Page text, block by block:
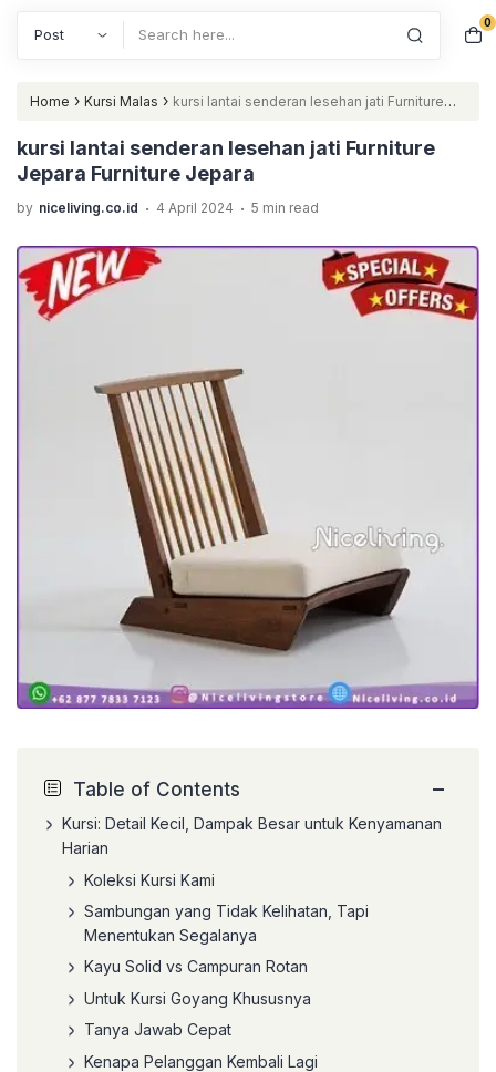
0
Home › Kursi Malas › kursi lantai senderan lesehan jati Furniture
Jepara Furniture Jepara
kursi lantai senderan lesehan jati Furniture
Jepara Furniture Jepara
by niceliving.co.id . 4 April 2024 . 5 min read
Table of Contents −
Kursi: Detail Kecil, Dampak Besar untuk Kenyamanan
Harian
Koleksi Kursi Kami
Sambungan yang Tidak Kelihatan, Tapi
Menentukan Segalanya
Kayu Solid vs Campuran Rotan
Untuk Kursi Goyang Khususnya
Tanya Jawab Cepat
Kenapa Pelanggan Kembali Lagi